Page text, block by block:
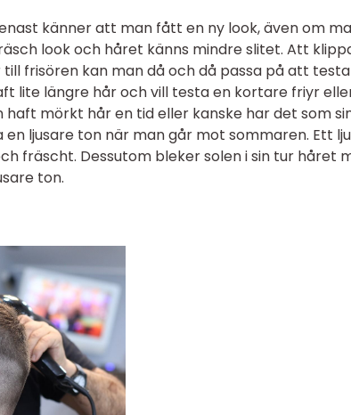
känner att man fått en ny look, även om
look och håret känns mindre slitet. Att
frisören kan man då och då passa på att
lite längre hår och vill testa en kortare friyr
mörkt hår en tid eller kanske har det som
ljusare ton när man går mot sommaren. Ett
fräscht. Dessutom bleker solen i sin tur håret
ton.